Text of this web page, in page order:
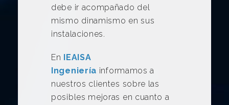
debe ir acompañado del
mismo dinamismo en sus
instalaciones.
En
IEAISA
Ingeniería informamos a
nuestros clientes sobre las
posibles mejoras en cuanto a